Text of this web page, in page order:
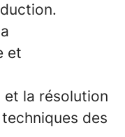
et
et la résolution
des